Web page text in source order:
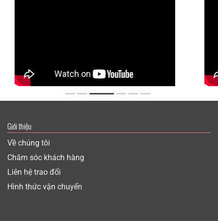
Giới thiệu
Về chúng tôi
Chăm sóc khách hàng
Liên hệ trao đổi
Hình thức vận chuyển